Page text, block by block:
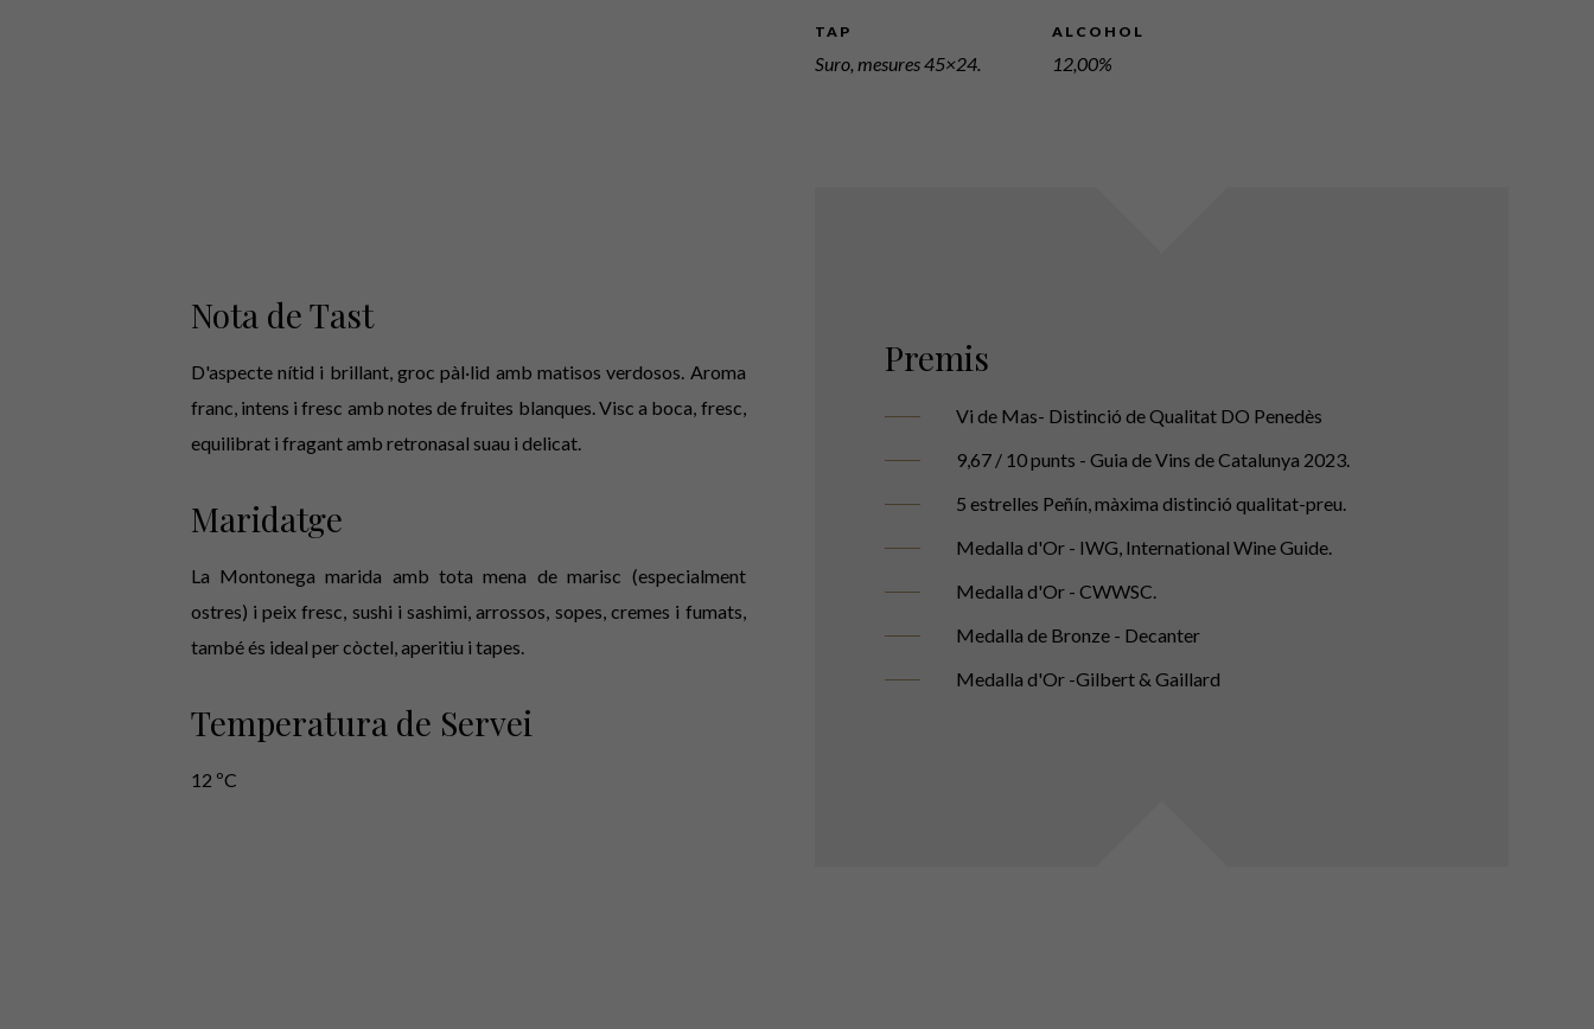
TAP
Suro, mesures 45×24.
ALCOHOL
12,00%
Nota de Tast
D'aspecte nítid i brillant, groc pàl·lid amb matisos verdosos. Aroma
franc, intens i fresc amb notes de fruites blanques. Visc a boca, fresc,
equilibrat i fragant amb retronasal suau i delicat.
Maridatge
La Montonega marida amb tota mena de marisc (especialment
ostres) i peix fresc, sushi i sashimi, arrossos, sopes, cremes i fumats,
també és ideal per còctel, aperitiu i tapes.
Temperatura de Servei
12 ºC
Premis
Vi de Mas- Distinció de Qualitat DO Penedès
9,67 / 10 punts - Guia de Vins de Catalunya 2023.
5 estrelles Peñín, màxima distinció qualitat-preu.
Medalla d'Or - IWG, International Wine Guide.
Medalla d'Or - CWWSC.
Medalla de Bronze - Decanter
Medalla d'Or -Gilbert & Gaillard